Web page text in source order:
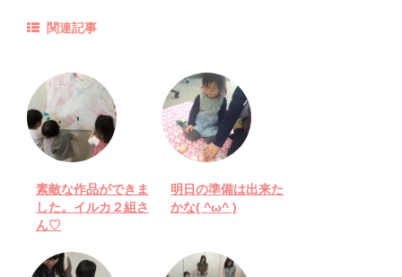
関連記事
素敵な作品ができま
した。イルカ２組さ
ん♡
明日の準備は出来た
かな( ^ω^ )